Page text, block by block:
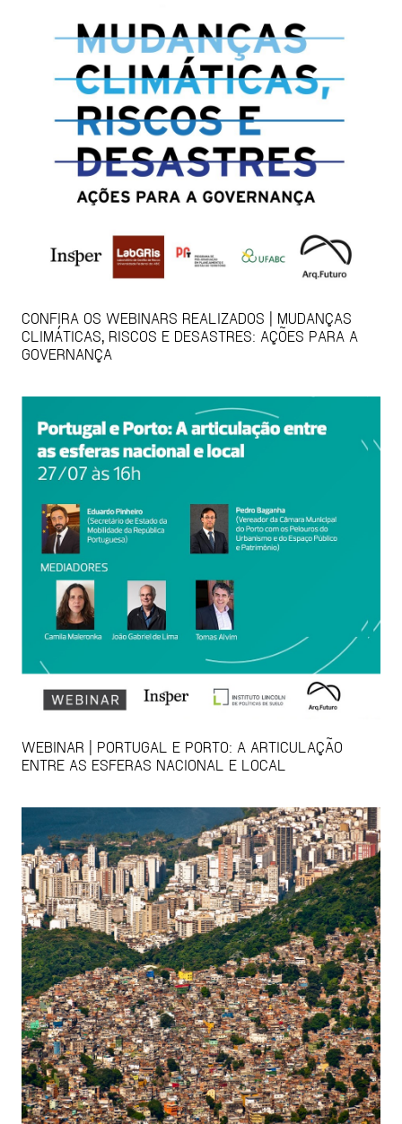
CONFIRA OS WEBINARS REALIZADOS | MUDANÇAS
CLIMÁTICAS, RISCOS E DESASTRES: AÇÕES PARA A
GOVERNANÇA
WEBINAR | PORTUGAL E PORTO: A ARTICULAÇÃO
ENTRE AS ESFERAS NACIONAL E LOCAL